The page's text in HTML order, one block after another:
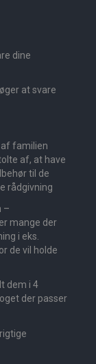
dine
at svare
af familien
af, at have
til de
rådgivning
–
mange der
i eks.
de vil holde
dem i 4
der passer